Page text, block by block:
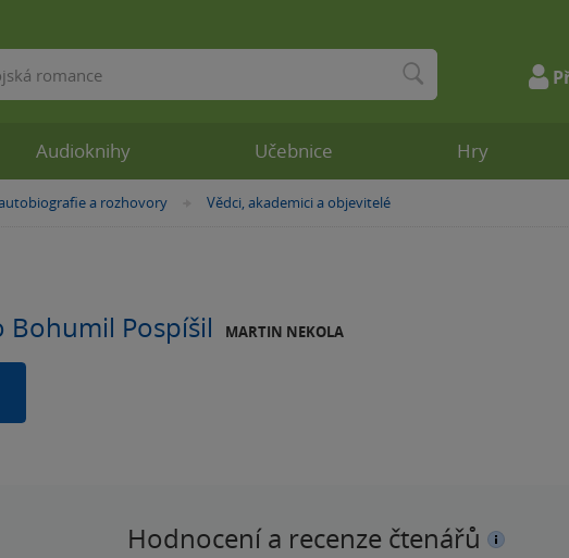
a rozhovory »
Vědci, akademici a objevitelé
Bohumil Pospíšil MARTIN NEKOLA
Hodnocení a recenze čtenářů
Audioknihy Učebnice Hry